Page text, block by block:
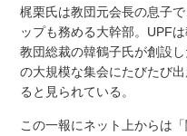
梶栗氏は教団元会長の息子
ップも務める大幹部。UPF
教団総裁の韓鶴子氏が創設
の大規模な集会にたびたび
ると見られている。
この一報にネット上からは